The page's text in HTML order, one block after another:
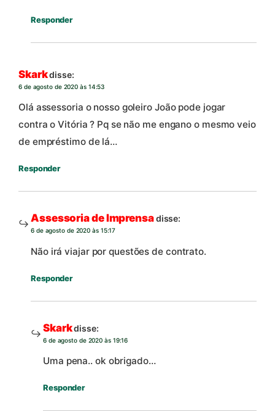
Responder
Skarkdisse:
6 de agosto de 2020 às 14:53
Olá assessoria o nosso goleiro João pode jogar
contra o Vitória ? Pq se não me engano o mesmo veio
de empréstimo de lá…
Responder
Assessoria de Imprensadisse:
6 de agosto de 2020 às 15:17
Não irá viajar por questões de contrato.
Responder
Skarkdisse:
6 de agosto de 2020 às 19:16
Uma pena.. ok obrigado…
Responder